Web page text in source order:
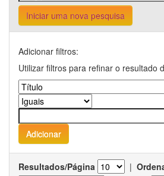
Iniciar uma nova pesquisa
Adicionar filtros:
Utilizar filtros para refinar o resultado
Resultados/Página |